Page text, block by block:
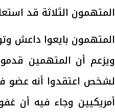
المتهمون الثلاثة قد
المتهمون بايعوا داعش
لشخص اعتقدوا أنه عضو
أمريكيين وجاء فيه أن